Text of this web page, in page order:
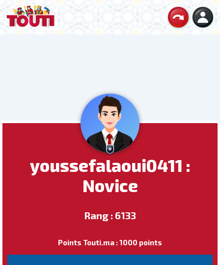
youssefalaoui0411 :
Novice
Rang : 6133
Points Touti.ma : 1000 points